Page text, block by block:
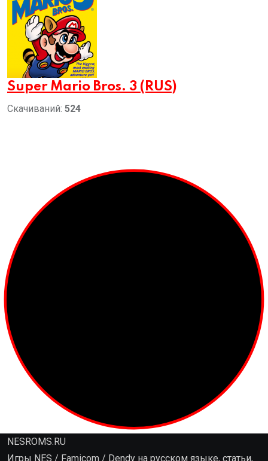
Super Mario Bros. 3 (RUS)
Скачиваний: 524
NESROMS.RU
Игры NES / Famicom / Dendy на русском языке, статьи,